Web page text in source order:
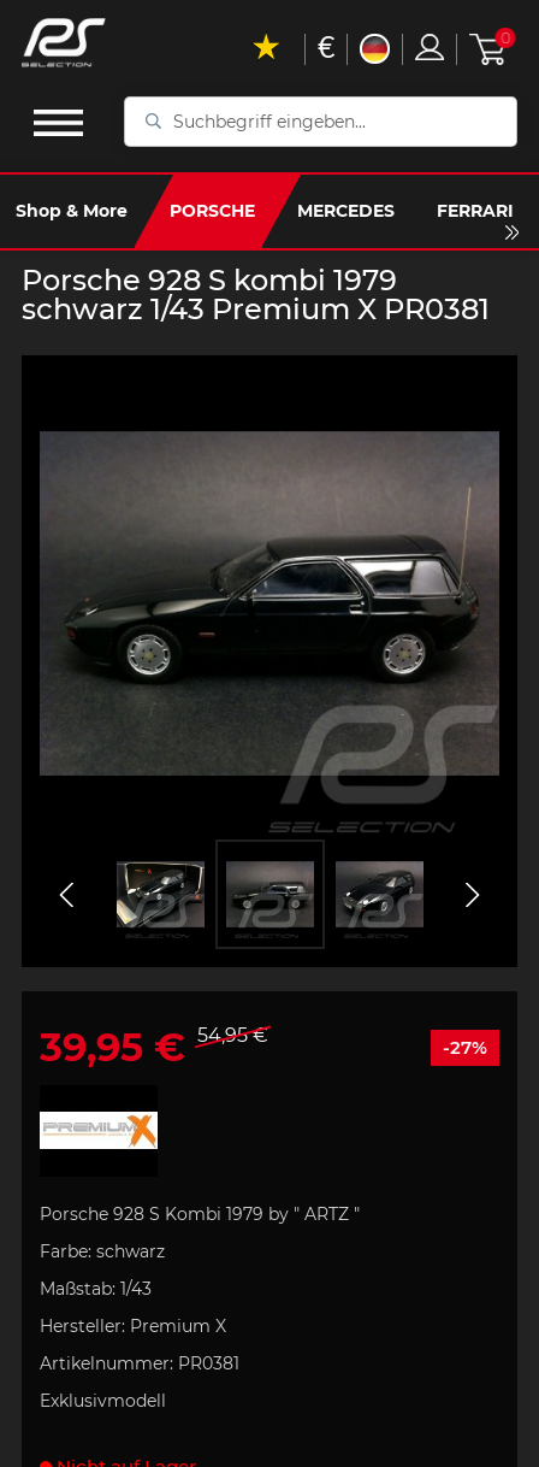
Suchbegriff
Shop & More PORSCHE MERCEDES FERRARI
€ 0
Porsche 928 S kombi 1979
schwarz 1/43 Premium X PR0381
39,95 € 54,95 € -27%
Porsche 928 S Kombi 1979 by " ARTZ "
Farbe: schwarz
Maßstab: 1/43
Hersteller: Premium X
Artikelnummer: PR0381
Exklusivmodell